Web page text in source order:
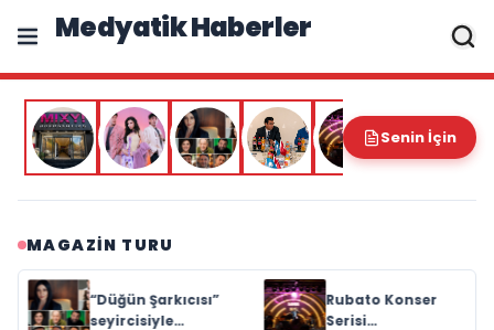
Medyatik Haberler
Senin İçin
MAGAZIN TURU
Rubato Konser
Serisi
Yonca Samlı ‘dan
İkinci Tekli